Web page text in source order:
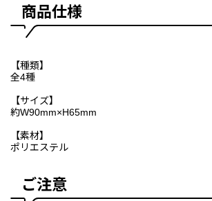
商品仕様
【種類】
全4種
【サイズ】
約W90mm×H65mm
【素材】
ポリエステル
ご注意